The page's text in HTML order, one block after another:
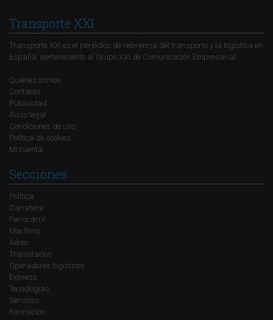
Transporte XXI
Transporte XXI es el periódico de referencia del transporte y la logística en
España, perteneciente al Grupo XXI de Comunicación Empresarial.
Quienes somos
Contacto
Publicidad
Aviso legal
Condiciones de uso
Política de cookies
Mi cuenta
Secciones
Política
Carretera
Ferrocarril
Marítimo
Aéreo
Transitarios
Operadores logísticos
Express
Tecnologías
Servicios
Formación